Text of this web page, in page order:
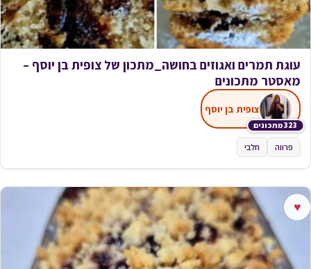
עוגת תמרים ואגוזים בחושה_מתכון של צופית בן יוסף –
מאסטר מתכונים
323 מתכונים
צופית בן יוסף
פרווה חלבי
♥